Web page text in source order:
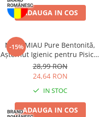
ADAUGA IN COS
-15%
MIAU MIAU Pure Bentonită,
Așternut Igienic pentru Pisică,
Lavandă, 5kg
28,99 RON
24,64 RON
IN STOC
ADAUGA IN COS